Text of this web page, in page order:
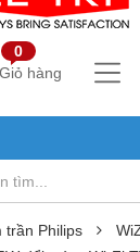
0
Giỏ hàng
trần Philips